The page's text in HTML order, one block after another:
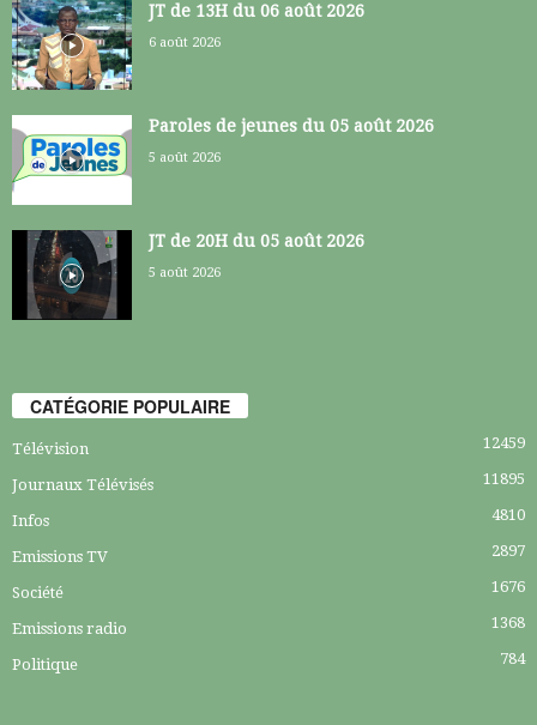
JT de 13H du 06 août 2026
6 août 2026
Paroles de jeunes du 05 août 2026
5 août 2026
JT de 20H du 05 août 2026
5 août 2026
CATÉGORIE POPULAIRE
Télévision 12459
Journaux Télévisés 11895
Infos 4810
Emissions TV 2897
Société 1676
Emissions radio 1368
Politique 784